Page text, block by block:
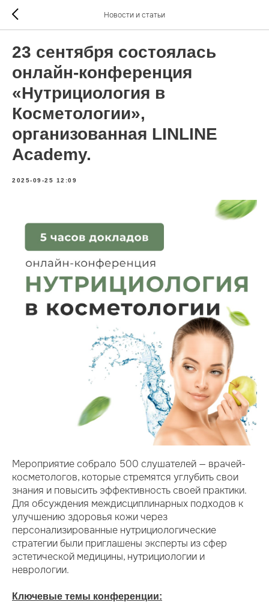
Новости и статьи
23 сентября состоялась
онлайн-конференция
«Нутрициология в
Косметологии»,
организованная LINLINE
Academy.
2025-09-25 12:09
Мероприятие собрало 500 слушателей — врачей-
косметологов, которые стремятся углубить свои
знания и повысить эффективность своей практики.
Для обсуждения междисциплинарных подходов к
улучшению здоровья кожи через
персонализированные нутрициологические
стратегии были приглашены эксперты из сфер
эстетической медицины, нутрициологии и
неврологии.
Ключевые темы конференции: